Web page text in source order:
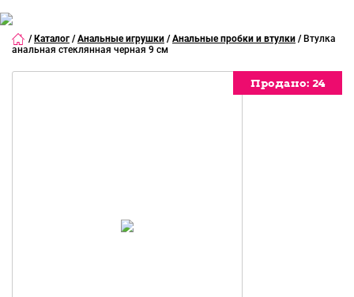
/ Каталог / Анальные игрушки / Анальные пробки и втулки / Втулка
анальная стеклянная черная 9 см
Продано: 24